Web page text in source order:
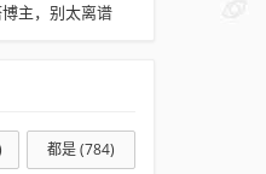
主，别太离谱
都是(784)